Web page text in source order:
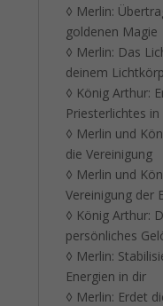
◊ Merlin:
goldenen Magie
◊ Merlin: Das
deinem
◊ König Arthur:
Priesterlichtes
◊ Merlin und
die Vereinigung
◊ Merlin und
Vereinigung der
◊ König Arthur:
persönliches
◊ Merlin:
Energien in dir
◊ Merlin: Erdet